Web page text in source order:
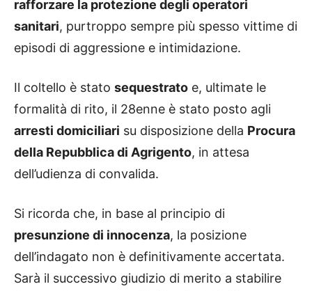
rafforzare la protezione degli operatori
sanitari, purtroppo sempre più spesso vittime di
episodi di aggressione e intimidazione.
Il coltello è stato sequestrato e, ultimate le
formalità di rito, il 28enne è stato posto agli
arresti domiciliari su disposizione della Procura
della Repubblica di Agrigento, in attesa
dell’udienza di convalida.
Si ricorda che, in base al principio di
presunzione di innocenza, la posizione
dell’indagato non è definitivamente accertata.
Sarà il successivo giudizio di merito a stabilire